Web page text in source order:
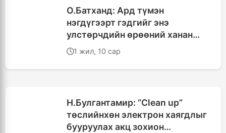
О.Батханд: Ард түмэн
нэгдүгээрт гэдгийг энэ
улстөрчдийн өрөөний ханан
дээр томоор бичээд тархи,
зүрхэнд нь шивж суулгах
хэрэгтэй
1 жил, 10 сар
Н.Булгантамир: “Clean up”
төслийнхөн электрон хаягдлыг
бууруулах акц зохион